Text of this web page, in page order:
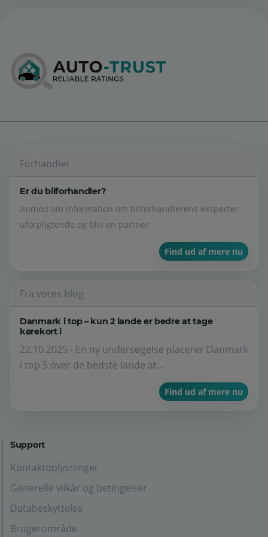
Forhandler
Er du bilforhandler?
Anmod om information om bilforhandlerens eksperter
uforpligtende og bliv en partner
Find ud af mere nu
Fra vores blog
Danmark i top – kun 2 lande er bedre at tage
kørekort i
22.10.2025 - En ny undersøgelse placerer Danmark
i top 5 over de bedste lande at...
Find ud af mere nu
Support
Kontaktoplysninger
Generelle vilkår og betingelser
Databeskyttelse
Brugerområde